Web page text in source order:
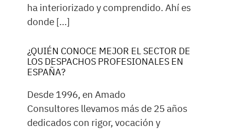
ha interiorizado y comprendido. Ahí es
donde […]
¿QUIÉN CONOCE MEJOR EL SECTOR DE
LOS DESPACHOS PROFESIONALES EN
ESPAÑA?
Desde 1996, en Amado
Consultores llevamos más de 25 años
dedicados con rigor, vocación y